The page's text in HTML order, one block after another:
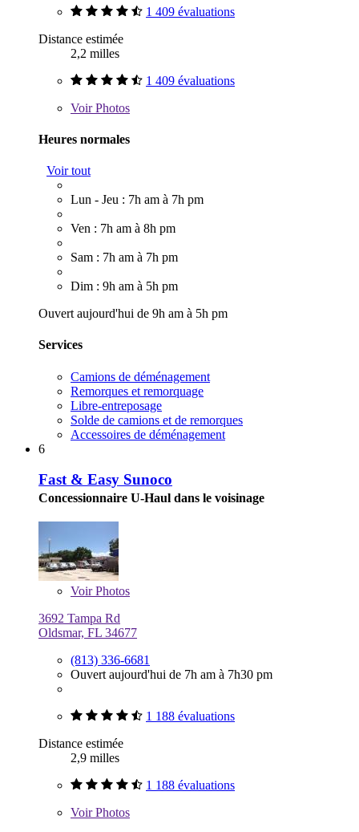
1 409 évaluations
Distance estimée
2,2 milles
1 409 évaluations
VoirPhotos
Heures normales
Voir tout
Lun - Jeu : 7h am à 7h pm
Ven : 7h am à 8h pm
Sam : 7h am à 7h pm
Dim : 9h am à 5h pm
Ouvert aujourd'hui de 9h am à 5h pm
Services
Camions de déménagement
Remorques et remorquage
Libre-entreposage
Solde de camions et de remorques
Accessoires de déménagement
6
Fast & Easy Sunoco
Concessionnaire U-Haul dans le voisinage
VoirPhotos
3692 Tampa Rd
Oldsmar, FL 34677
(813) 336-6681
Ouvert aujourd'hui de 7h am à 7h30 pm
1 188 évaluations
Distance estimée
2,9 milles
1 188 évaluations
VoirPhotos